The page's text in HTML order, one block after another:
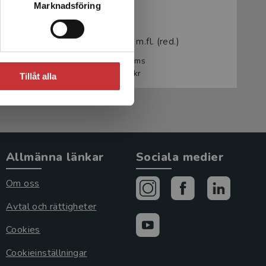
Marknadsföring
Tillåt alla
Kirurgi
Ljungqvist, Olle m.fl. (red.)
1 059 krinkl. moms
Exkl. moms: 999 kr
Allmänna länkar
Om oss
Avtal och rättigheter
Cookies
Cookieinställningar
Sociala medier